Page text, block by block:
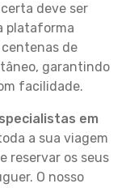
deve ser
plataforma
de
garantindo
facilidade.
em
a sua viagem
reservar os seus
O nosso